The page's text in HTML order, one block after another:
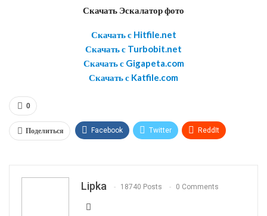
Скачать Эскалатор фото
Скачать с Hitfile.net
Скачать с Turbobit.net
Скачать с Gigapeta.com
Скачать с Katfile.com
0
Поделиться Facebook Twitter ReddIt
Lipka 18740 Posts 0 Comments